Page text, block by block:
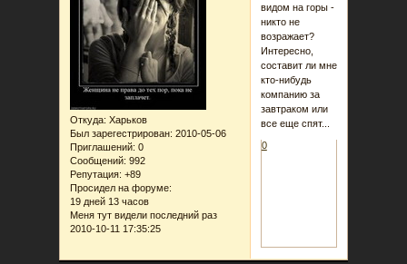
Откуда: Харьков
Был зарегестрирован: 2010-05-06
Приглашений: 0
Сообщений: 992
Репутация: +89
Просидел на форуме:
19 дней 13 часов
Меня тут видели последний раз
2010-10-11 17:35:25
видом на горы -
никто не
возражает?
Интересно,
составит ли мне
кто-нибудь
компанию за
завтраком или
все еще спят...
0